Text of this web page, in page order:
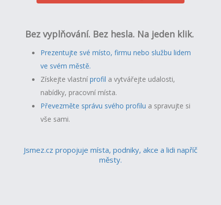
Bez vyplňování. Bez hesla. Na jeden klik.
Prezentujte své místo, firmu nebo službu lidem
ve svém městě.
Získejte vlastníprofil a vytvářejte udalosti,
nabídky, pracovní místa.
Převezměte správu svého profilu a spravujte si
vše sami.
Jsmez.cz propojuje místa, podniky, akce a lidi napříč
městy.